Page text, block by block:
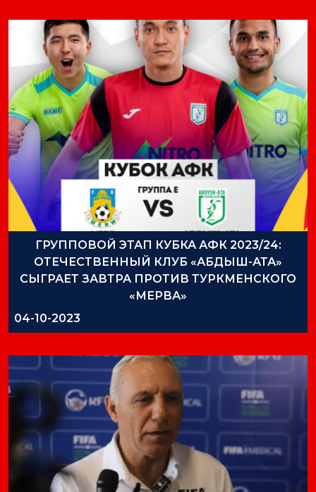
ГРУППОВОЙ ЭТАП КУБКА АФК 2023/24:
ОТЕЧЕСТВЕННЫЙ КЛУБ «АБДЫШ-АТА»
СЫГРАЕТ ЗАВТРА ПРОТИВ ТУРКМЕНСКОГО
«МЕРВА»
04-10-2023